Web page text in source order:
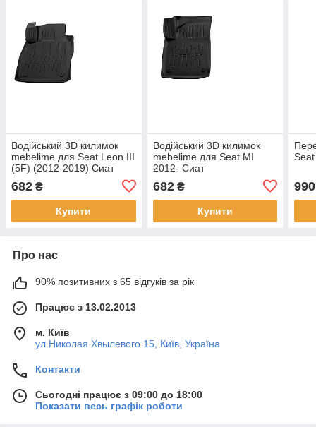
Водійський 3D килимок
mebelime для Seat Leon III
(5F) (2012-2019) Сиат
682 ₴
Купити
Водійський 3D килимок
mebelime для Seat MI
2012- Сиат
682₴
Купити
990
Про нас
90% позитивних з 65 відгуків за рік
Працює з 13.02.2013
м. Київ
ул.Николая Хвылевого 15, Київ, Україна
Контакти
Сьогодні працює з 09:00 до 18:00
Показати весь графік роботи